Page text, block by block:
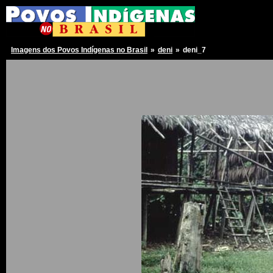
Imagens dos Povos Indígenas no Brasil » deni » deni_7